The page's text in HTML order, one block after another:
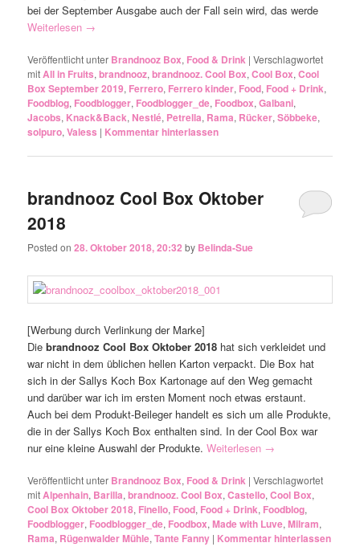
bei der September Ausgabe auch der Fall sein wird, das werde
Weiterlesen →
Veröffentlicht unter Brandnooz Box, Food & Drink |Verschlagwortet
mitAll in Fruits,brandnooz,brandnooz. Cool Box,Cool Box,Cool
Box September 2019, Ferrero, Ferrero kinder, Food, Food + Drink,
Foodblog, Foodblogger, Foodblogger_de, Foodbox,Galbani,
Jacobs, Knack&Back,Nestlé, Petrella, Rama, Rücker,Söbbeke,
solpuro,Valess | Kommentar hinterlassen
brandnooz Cool Box Oktober
2018
Posted on28. Oktober 2018, 20:32 by Belinda-Sue
[Werbung durch Verlinkung der Marke]
Diebrandnooz Cool Box Oktober 2018 hat sich verkleidet und
war nicht in dem üblichen hellen Karton verpackt. Die Box hat
sich in der Sallys Koch Box Kartonage auf den Weg gemacht
und darüber war ich im ersten Moment noch etwas erstaunt.
Auch bei dem Produkt-Beileger handelt es sich um alle Produkte,
die in der Sallys Koch Box enthalten sind. In der Cool Box war
nur eine kleine Auswahl der Produkte.Weiterlesen →
Veröffentlicht unter Brandnooz Box, Food & Drink |Verschlagwortet
mitAlpenhain, Barilla,brandnooz. Cool Box,Castello,Cool Box,
Cool Box Oktober 2018, Finello, Food, Food + Drink, Foodblog,
Foodblogger, Foodblogger_de, Foodbox,Made with Luve,Milram,
Rama, Rügenwalder Mühle,Tante Fanny | Kommentar hinterlassen